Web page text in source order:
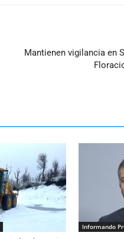
Mantienen vigilancia en
Informando